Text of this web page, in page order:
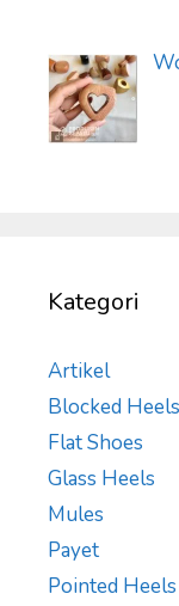
Kategori
Artikel
Blocked Heels
Flat Shoes
Glass Heels
Mules
Payet
Pointed Heels